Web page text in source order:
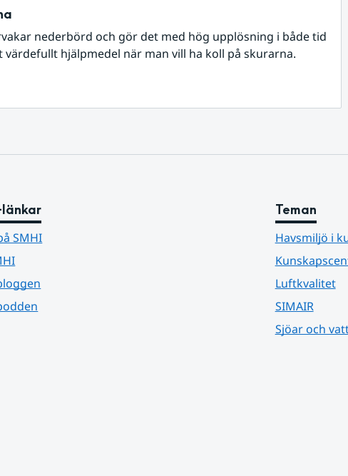
nederbörd och gör det med hög upplösning i både tid
värdefullt hjälpmedel när man vill ha koll på skurarna.
SMHI
Teman
Havsmiljö i
Luftkvalitet
SIMAIR
Sjöar och